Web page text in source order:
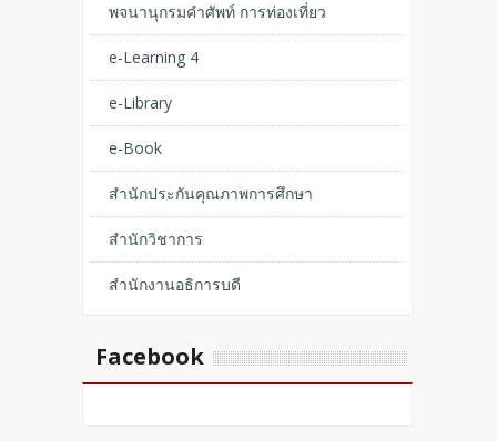
พจนานุกรมคำศัพท์ การท่องเที่ยว
e-Learning 4
e-Library
e-Book
สำนักประกันคุณภาพการศึกษา
สำนักวิชาการ
สำนักงานอธิการบดี
Facebook